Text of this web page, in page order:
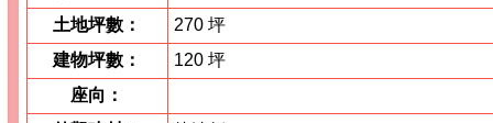
土地坪數：
270 坪
建物坪數：
120 坪
座向：